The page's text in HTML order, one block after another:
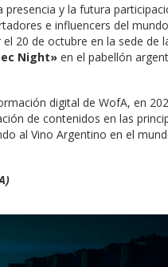
presencia y la futura
e influencers del
20 de octubre en la sede de
Night» en el pabellón
digital de WofA, en
de contenidos en las
al Vino Argentino en el